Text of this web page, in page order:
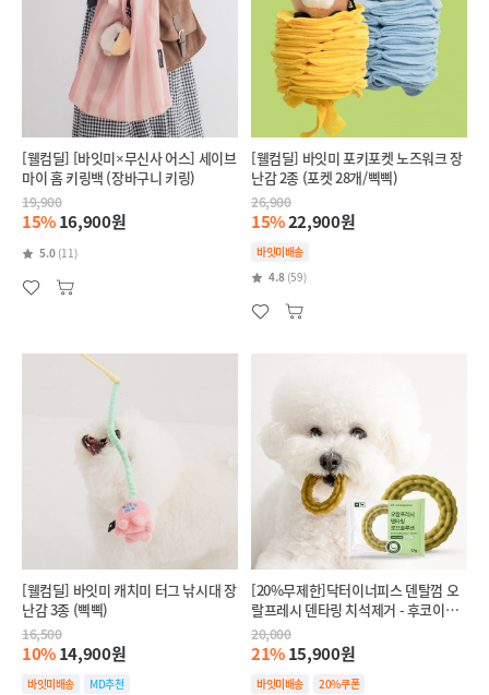
[웰컴딜] [바잇미×무신사 어스] 세이브
마이 홈 키링백 (장바구니 키링)
19,900
15%16,900원
5.0 (11)
[웰컴딜] 바잇미 포키포켓 노즈워크 장
난감 2종 (포켓 28개/삑삑)
26,900
15%22,900원
바잇미배송
4.8 (59)
[웰컴딜] 바잇미 캐치미 터그 낚시대 장
난감 3종 (삑삑)
16,500
10%14,900원
바잇미배송
MD추천
[20%무제한]닥터이너피스 덴탈껌 오
랄프레시 덴타링 치석제거 - 후코이단
(인텐시브,항산화)
20,000
21%15,900원
바잇미배송
20%쿠폰